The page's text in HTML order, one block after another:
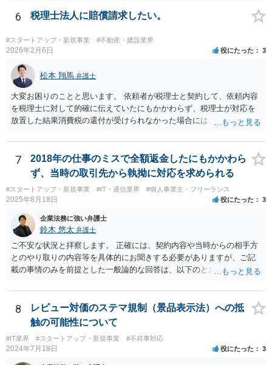
6 税理士法人に賠償請求したい。
#スタートアップ・新規事業 #不動産・建設業界
2026年2月6日 役にたった 3
松本 翔馬 弁護士
大変お困りのことと思います。 依頼者が税理士と契約して、依頼内容
を税理士に対して的確に伝えていたにもかかわらず、税理士が対応を
放置した結果消費税の還付が受けられなかった場合には、賠償請求で
あるか否かという問題 ②税理士本人が税務業務をしていなかったとい
う税理士職務の妥当性の問題 ③クライアントが誤って簡易課税届出書
を提出していたところ、税理士が課税方式の確認をしなかった問題 と
いう課題があります。 ①については、 税理士が責任を持つのは契約に
明記された委任事務に限定されるのが原則です。 サービスとして委任
事務外の税務相談に応じた結果、その責任を負う場合もゼロではあり
ませんが、責任追及するハードルはかなり上がります。 ②について
は、 実際上、税理士事務所では事務員が顧客対応することが多いと聞
きます。 そのため、メールに税理士が参加していないことや直接面談
していないことをもって賠償請求の理由とすることは現実問題として
は難しい可能性があります。 ③については、 税理士が、契約上の委任
事務外の税務相談をサービスで実施していた場合は、税理士側から積
極的に課税方式を確認しなければならないという程度の注意義務は認
められにくいのではないかと思います。 もっとも、顧問契約締結当初
から本件法人設立の相談についても依頼しており委任事務に含まれて
いたと主張できる事情がある場合には、上記より幾分有利に進められ
るかと思います。 より詳細な検討は、個別に法律事務所に問い合わせ
て法律相談されるとよいでしょう。
7
2018年の仕事のミスで全額返金したにもかかわら
ず、当時の取引先から執拗に対応を求められる
#スタートアップ・新規事業 #IT・通信業界 #個人事業主・フリーランス
2025年8月18日 役にたった 3
企業法務に強い弁護士
鈴木 悠太 弁護士
ご不安な状況と拝察します。 正確には、契約内容や当時からの相手方
とのやり取りの内容等を具体的にお聞きする必要がありますが、ご記
載の事情のみを前提とした一般論的な回答は、以下のとおりです。 ①
前の商事消滅時効、不法行為消滅時効）にかかっている可能性が高い
です。 ②相手方の報告要求については、法的には従う義務はないでし
ょう。 ③すでに対応は完了しており、もし相手方から今後具体的な法
的請求ないし措置がなされれば改めて検討するという方針でもよいよ
うに思われます。
8
レビュー対価のステマ規制（景品表示法）への抵
触の可能性について
#IT業界 #スタートアップ・新規事業 #不祥事対応
2024年7月18日 役にたった 3